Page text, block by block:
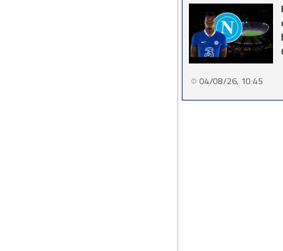
04/08/26, 10:45